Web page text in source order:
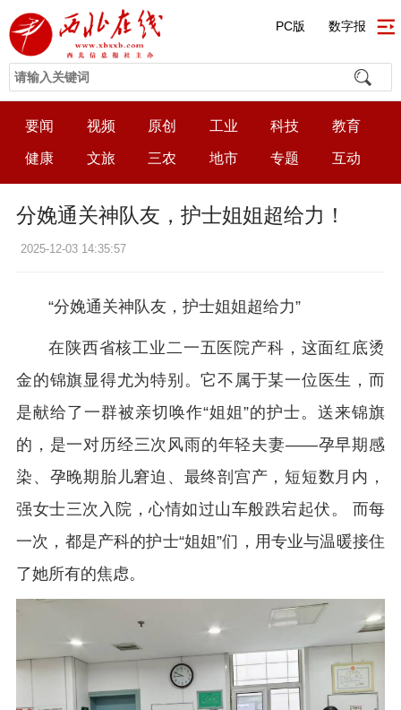
PC版 数字报
要闻 视频 原创 工业 科技 教育
健康 文旅 三农 地市 专题 互动
分娩通关神队友，护士姐姐超给力！
2025-12-03 14:35:57
“分娩通关神队友，护士姐姐超给力”
在陕西省核工业二一五医院产科，这面红底烫
金的锦旗显得尤为特别。它不属于某一位医生，而
是献给了一群被亲切唤作“姐姐”的护士。送来锦旗
的，是一对历经三次风雨的年轻夫妻——孕早期感
染、孕晚期胎儿窘迫、最终剖宫产，短短数月内，
强女士三次入院，心情如过山车般跌宕起伏。 而每
一次，都是产科的护士“姐姐”们，用专业与温暖接住
了她所有的焦虑。